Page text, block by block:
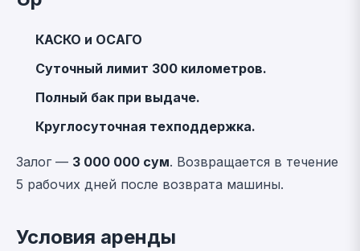
КАСКО и ОСАГО
Суточный лимит 300 километров.
Полный бак при выдаче.
Круглосуточная техподдержка.
Залог — 3 000 000 сум. Возвращается в течение
5 рабочих дней после возврата машины.
Условия аренды